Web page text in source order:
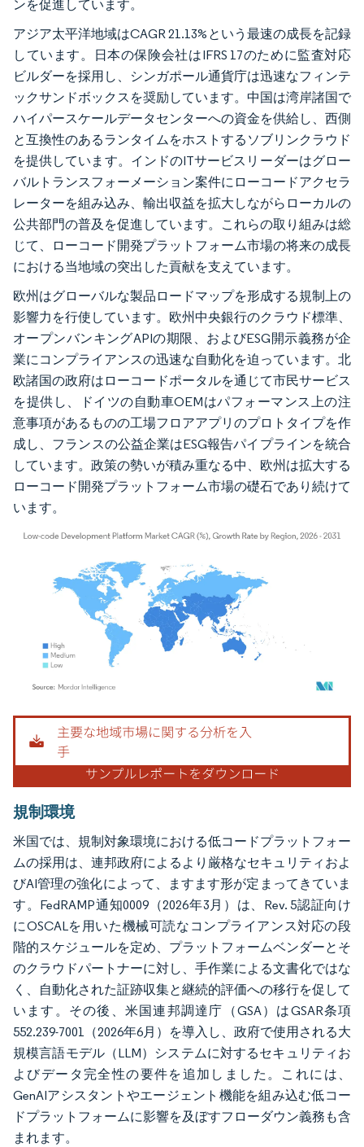
ンを促進しています。
アジア太平洋地域はCAGR 21.13%という最速の成長を記録
しています。日本の保険会社はIFRS 17のために監査対応
ビルダーを採用し、シンガポール通貨庁は迅速なフィンテ
ックサンドボックスを奨励しています。中国は湾岸諸国で
ハイパースケールデータセンターへの資金を供給し、西側
と互換性のあるランタイムをホストするソブリンクラウド
を提供しています。インドのITサービスリーダーはグロー
バルトランスフォーメーション案件にローコードアクセラ
レーターを組み込み、輸出収益を拡大しながらローカルの
公共部門の普及を促進しています。これらの取り組みは総
じて、ローコード開発プラットフォーム市場の将来の成長
における当地域の突出した貢献を支えています。
欧州はグローバルな製品ロードマップを形成する規制上の
影響力を行使しています。欧州中央銀行のクラウド標準、
オープンバンキングAPIの期限、およびESG開示義務が企
業にコンプライアンスの迅速な自動化を迫っています。北
欧諸国の政府はローコードポータルを通じて市民サービス
を提供し、ドイツの自動車OEMはパフォーマンス上の注
意事項があるものの工場フロアアプリのプロトタイプを作
成し、フランスの公益企業はESG報告パイプラインを統合
しています。政策の勢いが積み重なる中、欧州は拡大する
ローコード開発プラットフォーム市場の礎石であり続けて
います。
画像 © Mordor Intelligence。再利用にはCC BY 4.0の表示が必要です。
規制環境
米国では、規制対象環境における低コードプラットフォー
ムの採用は、連邦政府によるより厳格なセキュリティおよ
びAI管理の強化によって、ますます形が定まってきていま
す。FedRAMP通知0009（2026年3月）は、Rev. 5認証向け
にOSCALを用いた機械可読なコンプライアンス対応の段
階的スケジュールを定め、プラットフォームベンダーとそ
のクラウドパートナーに対し、手作業による文書化ではな
く、自動化された証跡収集と継続的評価への移行を促して
います。その後、米国連邦調達庁（GSA）はGSAR条項
552.239-7001（2026年6月）を導入し、政府で使用される大
規模言語モデル（LLM）システムに対するセキュリティお
よびデータ完全性の要件を追加しました。これには、
GenAIアシスタントやエージェント機能を組み込む低コー
ドプラットフォームに影響を及ぼすフローダウン義務も含
まれます。